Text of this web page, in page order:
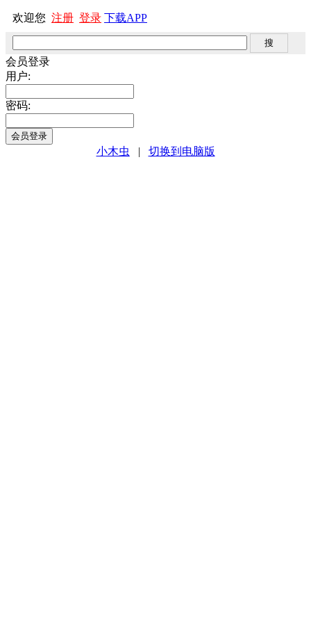
欢迎您 注册 登录 下载APP
会员登录
用户:
密码:
小木虫 | 切换到电脑版